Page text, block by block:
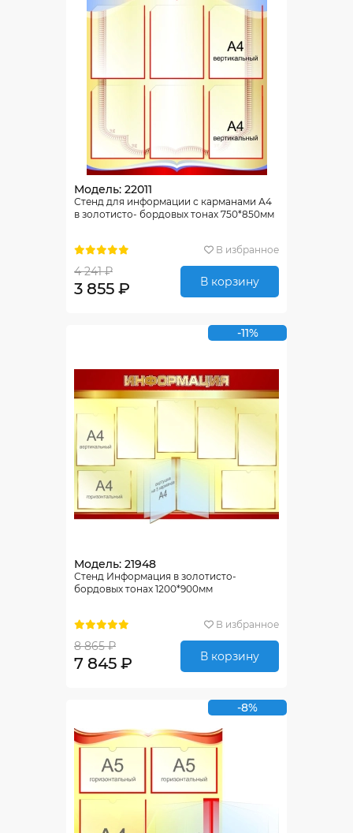
Модель: 22011
Стенд для информации с карманами А4
в золотисто- бордовых тонах 750*850мм
В избранное
4 241 ₽
3 855 ₽ В корзину
-11%
Модель: 21948
Стенд Информация в золотисто-
бордовых тонах 1200*900мм
В избранное
8 865 ₽
7 845 ₽ В корзину
-8%